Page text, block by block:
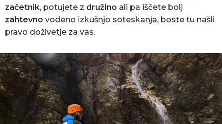
začetnik, potujete z družino ali pa iščete bolj
zahtevno vodeno izkušnjo soteskanja, boste tu našli
pravo doživetje za vas.